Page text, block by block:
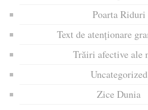
Poarta Riduri
Text de atenționare
Trăiri afective ale
Uncategorized
Zice Dunia